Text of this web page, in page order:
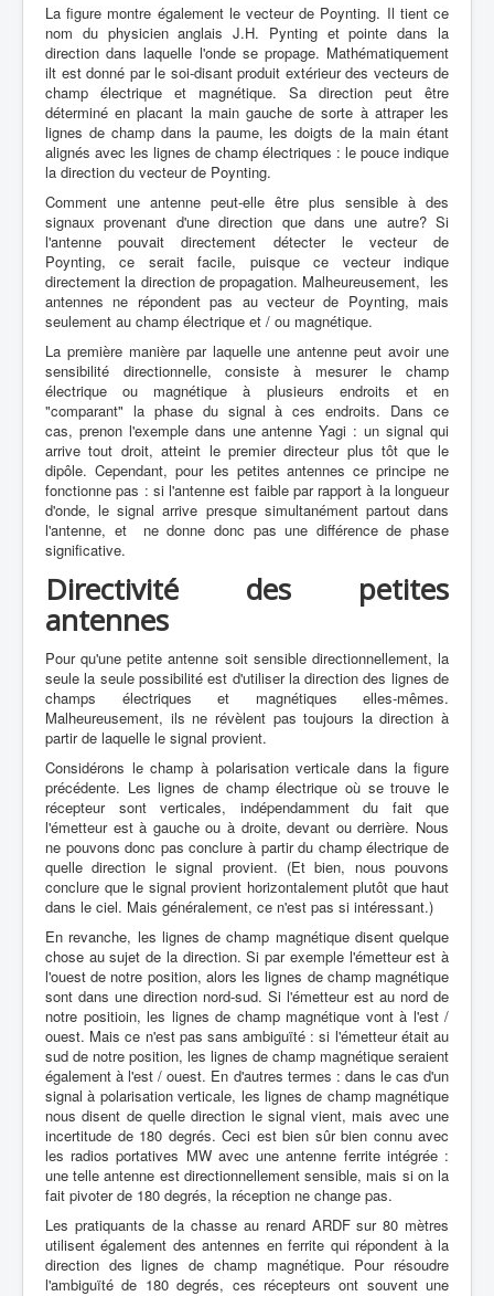
La figure montre également le vecteur de Poynting. Il tient ce
nom du physicien anglais J.H. Pynting et pointe dans la
direction dans laquelle l'onde se propage. Mathématiquement
ilt est donné par le soi-disant produit extérieur des vecteurs de
champ électrique et magnétique. Sa direction peut être
déterminé en placant la main gauche de sorte à attraper les
lignes de champ dans la paume, les doigts de la main étant
alignés avec les lignes de champ électriques : le pouce indique
la direction du vecteur de Poynting.
Comment une antenne peut-elle être plus sensible à des
signaux provenant d'une direction que dans une autre? Si
l'antenne pouvait directement détecter le vecteur de
Poynting, ce serait facile, puisque ce vecteur indique
directement la direction de propagation. Malheureusement, les
antennes ne répondent pas au vecteur de Poynting, mais
seulement au champ électrique et / ou magnétique.
La première manière par laquelle une antenne peut avoir une
sensibilité directionnelle, consiste à mesurer le champ
électrique ou magnétique à plusieurs endroits et en
"comparant" la phase du signal à ces endroits. Dans ce
cas, prenon l'exemple dans une antenne Yagi : un signal qui
arrive tout droit, atteint le premier directeur plus tôt que le
dipôle. Cependant, pour les petites antennes ce principe ne
fonctionne pas : si l'antenne est faible par rapport à la longueur
d'onde, le signal arrive presque simultanément partout dans
l'antenne, et ne donne donc pas une différence de phase
significative.
Directivité des petites
antennes
Pour qu'une petite antenne soit sensible directionnellement, la
seule la seule possibilité est d'utiliser la direction des lignes de
champs électriques et magnétiques elles-mêmes.
Malheureusement, ils ne révèlent pas toujours la direction à
partir de laquelle le signal provient.
Considérons le champ à polarisation verticale dans la figure
précédente. Les lignes de champ électrique où se trouve le
récepteur sont verticales, indépendamment du fait que
l'émetteur est à gauche ou à droite, devant ou derrière. Nous
ne pouvons donc pas conclure à partir du champ électrique de
quelle direction le signal provient. (Et bien, nous pouvons
conclure que le signal provient horizontalement plutôt que haut
dans le ciel. Mais généralement, ce n'est pas si intéressant.)
En revanche, les lignes de champ magnétique disent quelque
chose au sujet de la direction. Si par exemple l'émetteur est à
l'ouest de notre position, alors les lignes de champ magnétique
sont dans une direction nord-sud. Si l'émetteur est au nord de
notre positioin, les lignes de champ magnétique vont à l'est /
ouest. Mais ce n'est pas sans ambiguïté : si l'émetteur était au
sud de notre position, les lignes de champ magnétique seraient
également à l'est / ouest. En d'autres termes : dans le cas d'un
signal à polarisation verticale, les lignes de champ magnétique
nous disent de quelle direction le signal vient, mais avec une
incertitude de 180 degrés. Ceci est bien sûr bien connu avec
les radios portatives MW avec une antenne ferrite intégrée :
une telle antenne est directionnellement sensible, mais si on la
fait pivoter de 180 degrés, la réception ne change pas.
Les pratiquants de la chasse au renard ARDF sur 80 mètres
utilisent également des antennes en ferrite qui répondent à la
direction des lignes de champ magnétique. Pour résoudre
l'ambiguïté de 180 degrés, ces récepteurs ont souvent une